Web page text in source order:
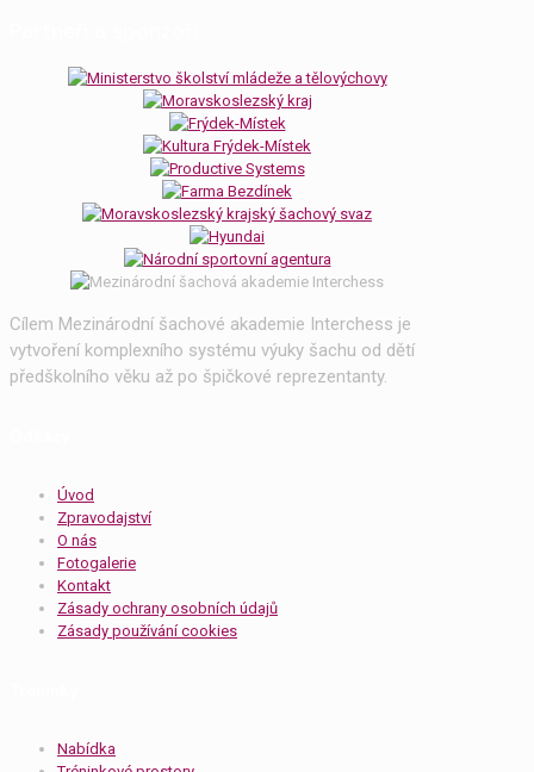
Cílem Mezinárodní šachové akademie Interchess je
vytvoření komplexního systému výuky šachu od dětí
předškolního věku až po špičkové reprezentanty.
Úvod
Zpravodajství
O nás
Fotogalerie
Kontakt
Zásady ochrany osobních údajů
Zásady používání cookies
Nabídka